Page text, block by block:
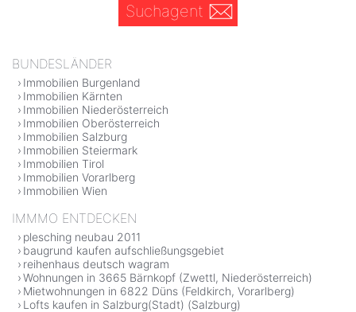
Suchagent
BUNDESLÄNDER
Immobilien Burgenland
Immobilien Kärnten
Immobilien Niederösterreich
Immobilien Oberösterreich
Immobilien Salzburg
Immobilien Steiermark
Immobilien Tirol
Immobilien Vorarlberg
Immobilien Wien
IMMMO ENTDECKEN
plesching neubau 2011
baugrund kaufen aufschließungsgebiet
reihenhaus deutsch wagram
Wohnungen in 3665 Bärnkopf (Zwettl, Niederösterreich)
Mietwohnungen in 6822 Düns (Feldkirch, Vorarlberg)
Lofts kaufen in Salzburg(Stadt) (Salzburg)